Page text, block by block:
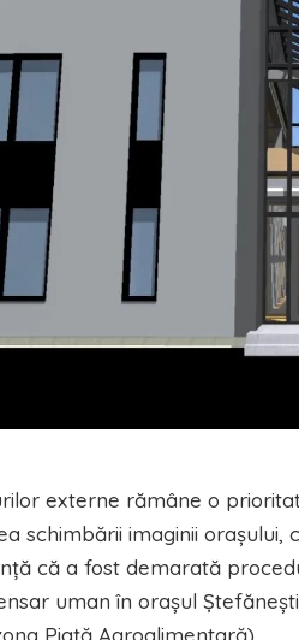
externe rămâne o
schimbării imaginii
că a fost demarată
uman în orașul